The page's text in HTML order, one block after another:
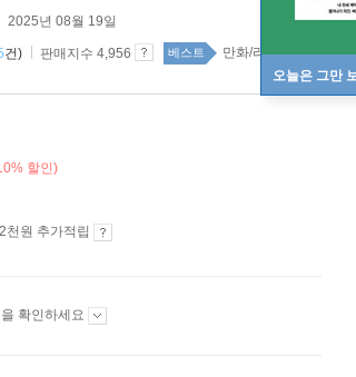
오늘은 그만
2025년 08월 19일
건) 판매지수 4,956 베스트 만화/라이트노벨
할인)
천원 추가적립
확인하세요